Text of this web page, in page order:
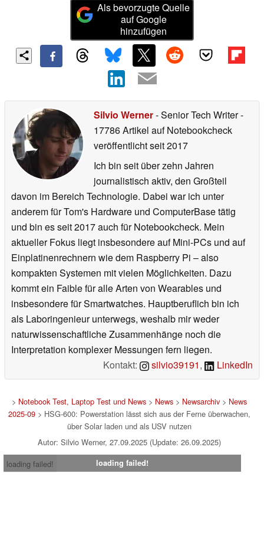
Als bevorzugte Quelle
auf Google
hinzufügen
Silvio Werner- Senior Tech Writer-
17786 Artikel auf Notebookcheck
veröffentlichtseit 2017
Ich bin seit über zehn Jahren
journalistisch aktiv, den Großteil
davon im Bereich Technologie. Dabei war ich unter
anderem für Tom's Hardware und ComputerBase tätig
und bin es seit 2017 auch für Notebookcheck. Mein
aktueller Fokus liegt insbesondere auf Mini-PCs und auf
Einplatinenrechnern wie dem Raspberry Pi – also
kompakten Systemen mit vielen Möglichkeiten. Dazu
kommt ein Faible für alle Arten von Wearables und
insbesondere für Smartwatches. Hauptberuflich bin ich
als Laboringenieur unterwegs, weshalb mir weder
naturwissenschaftliche Zusammenhänge noch die
Interpretation komplexer Messungen fern liegen.
Kontakt:
silvio39191, LinkedIn
> Notebook Test, Laptop Test und News> News> Newsarchiv> News
2025-09> HSG-600: Powerstation lässt sich aus der Ferne überwachen,
über Solar laden und als USV nutzen
Autor: Silvio Werner, 27.09.2025 (Update: 26.09.2025)
loading failed!
loading failed!